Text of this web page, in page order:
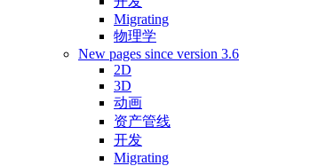
Migrating
物理学
New pages since version 3.6
2D
3D
动画
资产管线
开发
Migrating